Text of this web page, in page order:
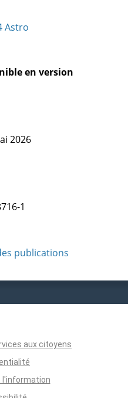
Astro
en version
2026
1
publications
aux citoyens
l'information